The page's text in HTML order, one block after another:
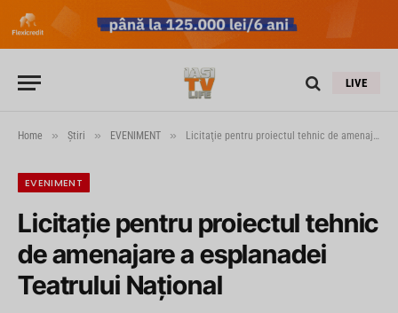
LIVE
Home » Știri » EVENIMENT » Licitaţie pentru proiectul tehnic de amenajare a esplanadei Teatrului Naţional
EVENIMENT
Licitaţie pentru proiectul tehnic
de amenajare a esplanadei
Teatrului Naţional